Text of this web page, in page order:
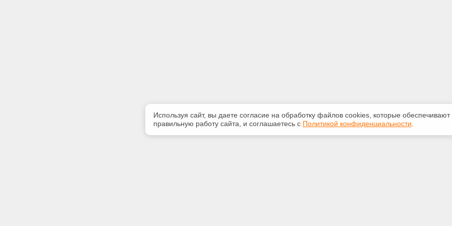
Используя сайт, вы даете согласие на обработку файлов сооkiеs, которые обеспечивают
правильную работу сайта, и соглашаетесь с Политикой конфиденциальности